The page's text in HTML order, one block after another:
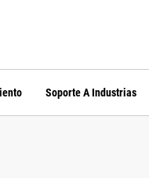
Soporte A Industrias